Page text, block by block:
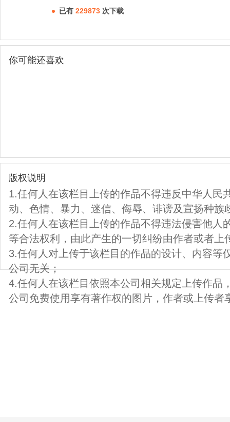
已有 229873 次下载
你可能还喜欢
版权说明
1.任何人在该栏目上传的作品不得违反中华人民
动、色情、暴力、迷信、侮辱、诽谤及宣扬种族
2.任何人在该栏目上传的作品不得违法侵害他人
等合法权利，由此产生的一切纠纷由作者或者上
3.任何人对上传于该栏目的作品的设计、内容等
公司无关；
4.任何人在该栏目依照本公司相关规定上传作品
公司免费使用享有著作权的图片，作者或上传者